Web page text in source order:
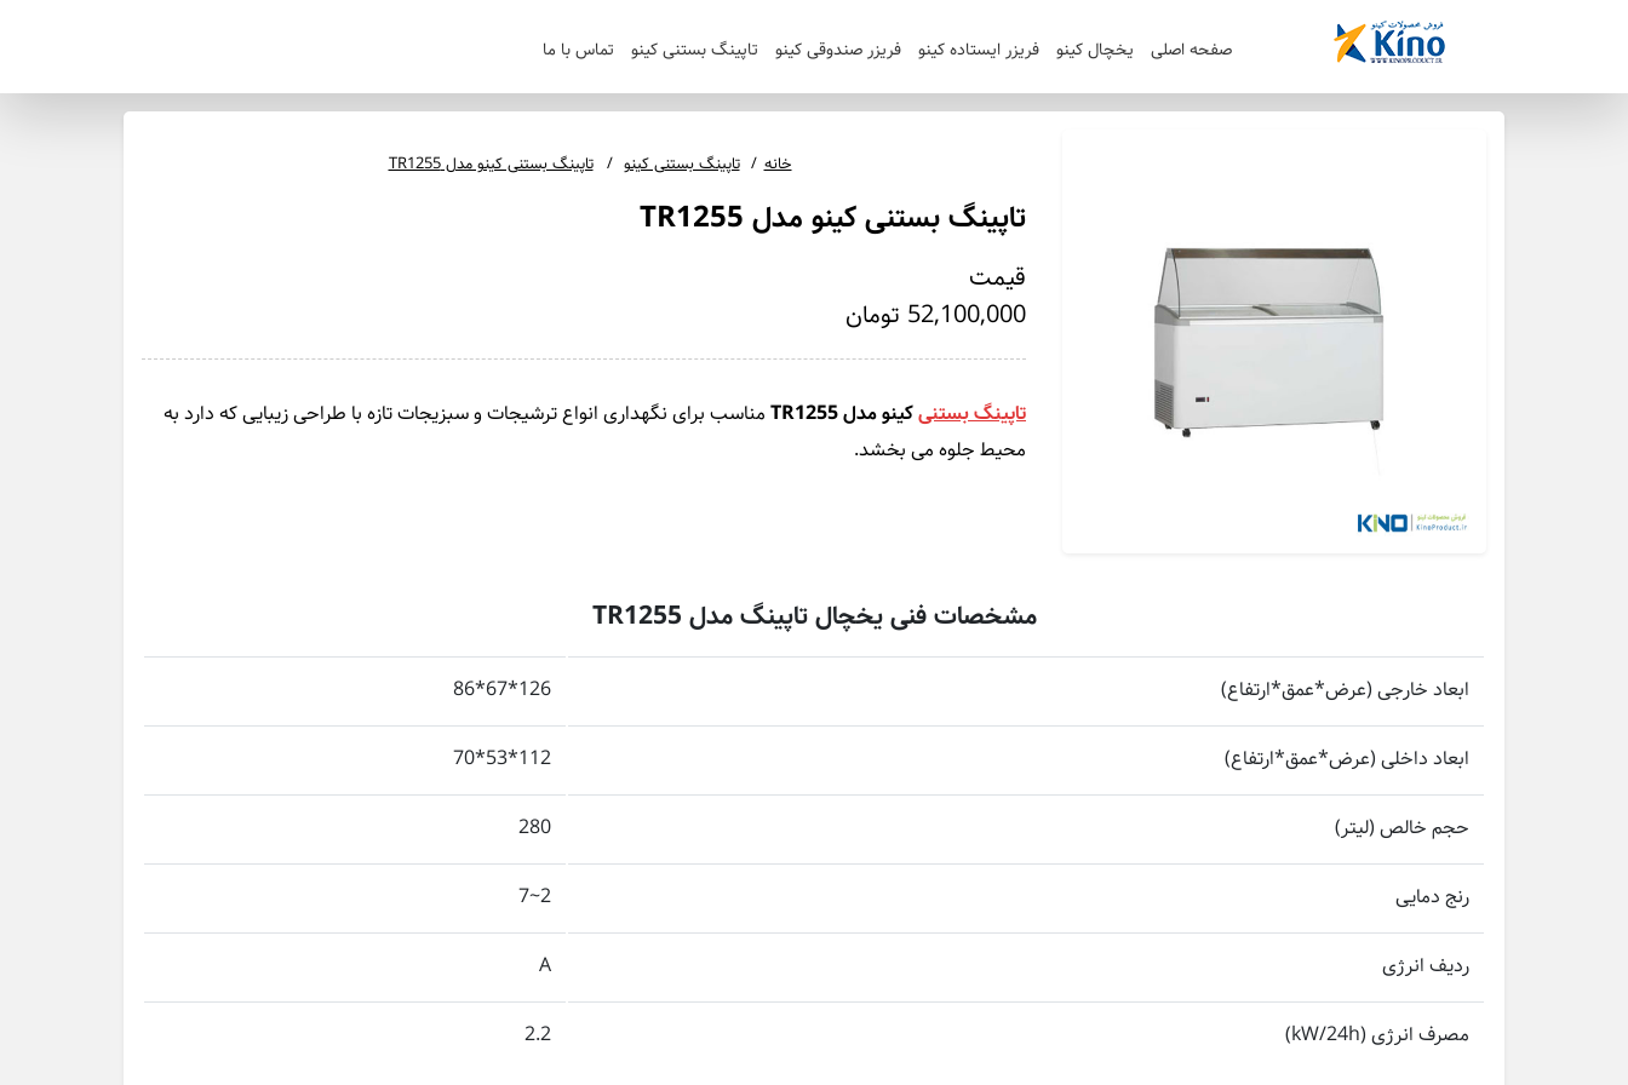
صفحه اصلی یخچال کینو فریزر ایستاده کینو فریزر صندوقی کینو تاپینگ بستنی کینو تماس با ما
خانه تاپینگ بستنی کینو تاپینگ بستنی کینو مدل TR1255
تاپینگ بستنی کینو مدل TR1255
قیمت
52,100,000 تومان
تاپینگ بستنیکینو مدل TR1255
مناسب برای نگهداری انواع ترشیجات و سبزیجات تازه با طراحی زیبایی که دارد به
محیط جلوه می بخشد.
مشخصات فنی یخچال تاپینگ مدل TR1255
ابعاد خارجی (عرض*عمق*ارتفاع) 126*67*86
ابعاد داخلی (عرض*عمق*ارتفاع) 112*53*70
حجم خالص (لیتر) 280
رنج دمایی 2~7
ردیف انرژی A
مصرف انرژی (kW/24h) 2.2